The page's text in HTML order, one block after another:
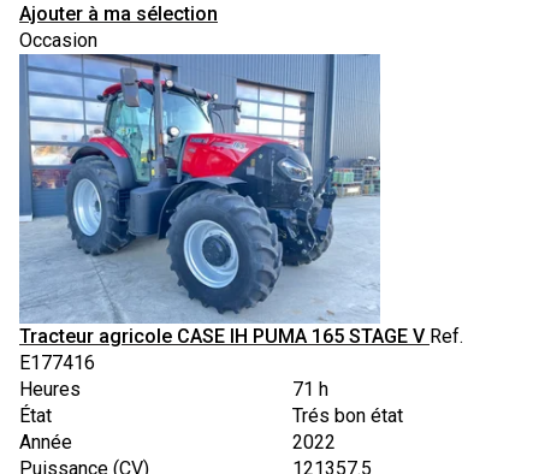
Ajouter à ma sélection
Occasion
Tracteur agricole CASE IH PUMA 165 STAGE V Ref.
E177416
Heures
71 h
État
Trés bon état
Année
2022
Puissance (CV)
121357.5